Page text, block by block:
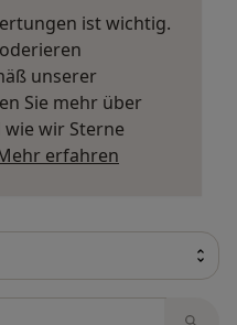
ist wichtig.
unserer
Sie mehr über
wir Sterne
erfahren